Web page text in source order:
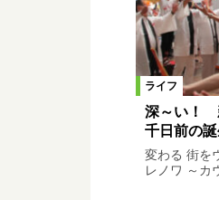
ライフ
深～い！
千日前の
変わる 街を
レノワ ～カ